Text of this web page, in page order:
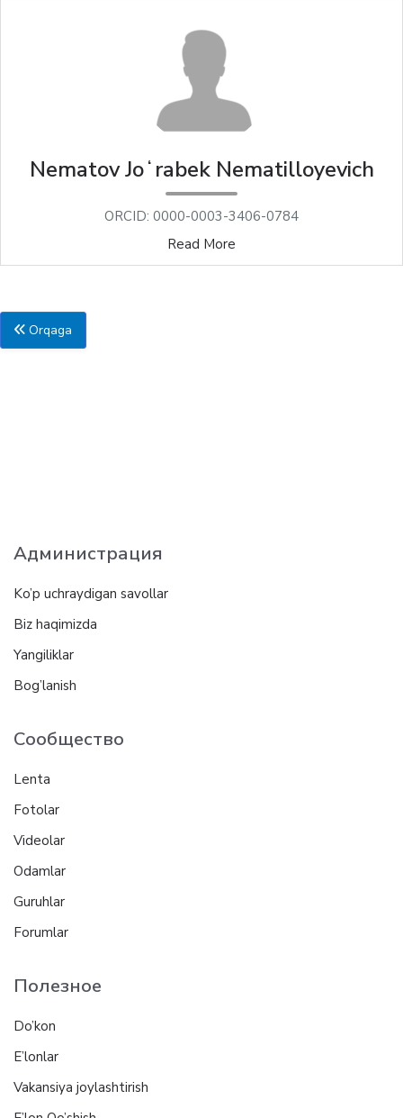
Nematov Joʻrabek Nematilloyevich
ORCID: 0000-0003-3406-0784
Read More
Orqaga
Администрация
Ko’p uchraydigan savollar
Biz haqimizda
Yangiliklar
Bog’lanish
Сообщество
Lenta
Fotolar
Videolar
Odamlar
Guruhlar
Forumlar
Полезное
Do’kon
E’lonlar
Vakansiya joylashtirish